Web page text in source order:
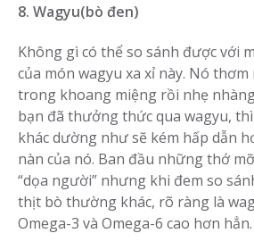
8. Wagyu(bò đen)
Không gì có thể so sánh được với
của món wagyu xa xỉ này. Nó
trong khoang miệng rồi nhẹ
bạn đã thưởng thức qua wagyu,
khác dường như sẽ kém hấp dẫn
nàn của nó. Ban đầu những thớ
“dọa người” nhưng khi đem so
thịt bò thường khác, rõ ràng là
Omega-3 và Omega-6 cao hơn hẳn.